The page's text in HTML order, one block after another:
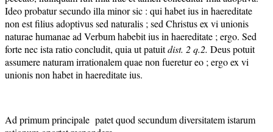
Ideo probatur secundo illa minor sic : qui habet ius in haereditate
non est filius adoptivus sed naturalis ; sed Christus ex vi unionis
naturae humanae ad Verbum habebit ius in haereditate ; ergo. Sed
forte nec ista ratio concludit, quia ut patuitdist. 2 q.2. Deus potuit
assumere naturam irrationalem quae non fueretur eo ; ergo ex vi
unionis non habet in haereditate ius.
Ad primum principale patet quod secundum diversitatem istarum